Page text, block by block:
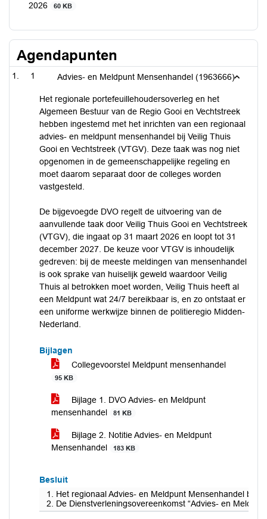
2026
60 KB
Agendapunten
1 Advies- en Meldpunt Mensenhandel (1963666)
Het regionale portefeuillehoudersoverleg en het
Algemeen Bestuur van de Regio Gooi en Vechtstreek
hebben ingestemd met het inrichten van een regionaal
advies- en meldpunt mensenhandel bij Veilig Thuis
Gooi en Vechtstreek (VTGV). Deze taak was nog niet
opgenomen in de gemeenschappelijke regeling en
moet daarom separaat door de colleges worden
vastgesteld.
De bijgevoegde DVO regelt de uitvoering van de
aanvullende taak door Veilig Thuis Gooi en Vechtstreek
(VTGV), die ingaat op 31 maart 2026 en loopt tot 31
december 2027. De keuze voor VTGV is inhoudelijk
gedreven: bij de meeste meldingen van mensenhandel
is ook sprake van huiselijk geweld waardoor Veilig
Thuis al betrokken moet worden, Veilig Thuis heeft al
een Meldpunt wat 24/7 bereikbaar is, en zo ontstaat er
een uniforme werkwijze binnen de politieregio Midden-
Nederland.
Bijlagen
Collegevoorstel Meldpunt mensenhandel
95 KB
Bijlage 1. DVO Advies- en Meldpunt
mensenhandel
81 KB
Bijlage 2. Notitie Advies- en Meldpunt
Mensenhandel
183 KB
Besluit
1. Het regionaal Advies- en Meldpunt Mensenhandel bij
2. De Dienstverleningsovereenkomst “Advies- en